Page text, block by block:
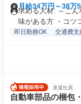
月給34万円～38万
求める人材: ～こ
味がある方 ・コツ
即日勤務OK 交通費支
派遣社員
自動車部品の梱包